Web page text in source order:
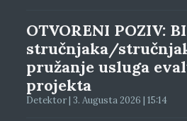
OTVORENI POZIV:
stručnjaka/
pružanje usluga
projekta
Detektor | 3. Augusta 2026 | 15:14